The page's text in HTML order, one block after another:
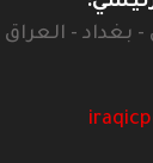
بغداد - العراق